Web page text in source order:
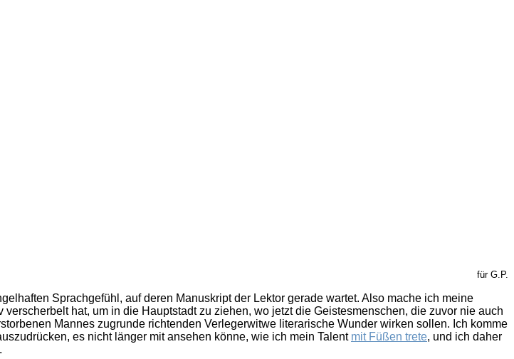
für G.P.
Sprachgefühl, auf deren Manuskript der Lektor gerade wartet. Also mache ich meine
hat, um in die Hauptstadt zu ziehen, wo jetzt die Geistesmenschen, die zuvor nie auch
Mannes zugrunde richtenden Verlegerwitwe literarische Wunder wirken sollen. Ich komme
es nicht länger mit ansehen könne, wie ich mein Talent mit Füßen trete, und ich daher